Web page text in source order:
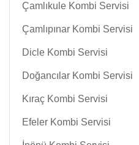
Çamlıkule Kombi Servisi
Çamlıpınar Kombi Servisi
Dicle Kombi Servisi
Doğancılar Kombi Servisi
Kıraç Kombi Servisi
Efeler Kombi Servisi